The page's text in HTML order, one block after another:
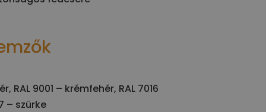
RAL 9001 – krémfehér, RAL 7016
– szürke